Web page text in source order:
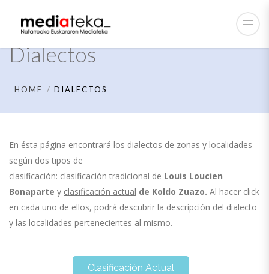
Dialectos
HOME DIALECTOS
En ésta página encontrará los dialectos de zonas y localidades
según dos tipos de
clasificación: clasificación tradicional de Louis Loucien
Bonaparte y clasificación actual de Koldo Zuazo. Al hacer click
en cada uno de ellos, podrá descubrir la descripción del dialecto
y las localidades pertenecientes al mismo.
Clasificación Actual